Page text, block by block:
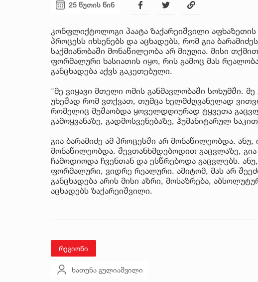
25 წუთის წინ
კონფლიქტოლოგი პაატა ზაქარეიშვილი
პროცესს იხსენებს და აცხადებს, რომ გია
საქმიანობაში მონაწილეობა არ მიუღია. მისი
ფორმალური ხასიათის იყო, რის გამოც მას
განცხადება აქვს გაკეთებული.
"მე ვიყავი მთელი ომის განმავლობაში სოხუმში.
უხეშად რომ ვთქვათ, თუმცა ხელმძღვანელად
რომელიც მუშაობდა ყოველდღიურად ტყვეთა
გამოყვანაზე, გადმოსვენებაზე, ჰუმანიტარულ
გია ბარამიძე ამ პროცესში არ მონაწილეობდა.
მონაწილეობდა. შევთანხმდებოდით გაცვლაზე,
ჩამოდიოდა ჩვენთან და ესწრებოდა გაცვლებს.
ფორმალური, ვიდრე რეალური. ამიტომ, მას არ
განცხადება არის მისი აზრი, მოსაზრება,
აცხადებს ზაქარეიშვილი.
რეგიონი
ხათუნა გულიაშვილი